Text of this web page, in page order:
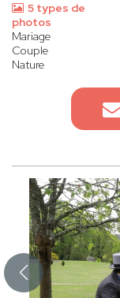
5 types de
photos
Mariage
Couple
Nature